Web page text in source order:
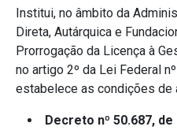
Institui, no âmbito da
Direta, Autárquica e
Prorrogação da Licença à
no artigo 2º da Lei Federal
estabelece as condições de
Decreto nº 50.687,